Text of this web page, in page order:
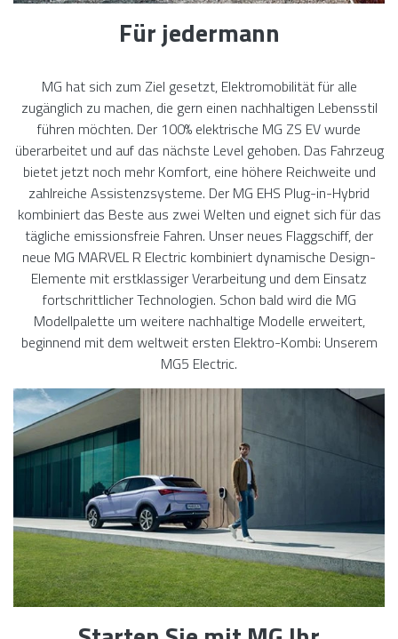
Für jedermann
MG hat sich zum Ziel gesetzt, Elektromobilität für alle
zugänglich zu machen, die gern einen nachhaltigen Lebensstil
führen möchten. Der 100% elektrische MG ZS EV wurde
überarbeitet und auf das nächste Level gehoben. Das Fahrzeug
bietet jetzt noch mehr Komfort, eine höhere Reichweite und
zahlreiche Assistenzsysteme. Der MG EHS Plug-in-Hybrid
kombiniert das Beste aus zwei Welten und eignet sich für das
tägliche emissionsfreie Fahren. Unser neues Flaggschiff, der
neue MG MARVEL R Electric kombiniert dynamische Design-
Elemente mit erstklassiger Verarbeitung und dem Einsatz
fortschrittlicher Technologien. Schon bald wird die MG
Modellpalette um weitere nachhaltige Modelle erweitert,
beginnend mit dem weltweit ersten Elektro-Kombi: Unserem
MG5 Electric.